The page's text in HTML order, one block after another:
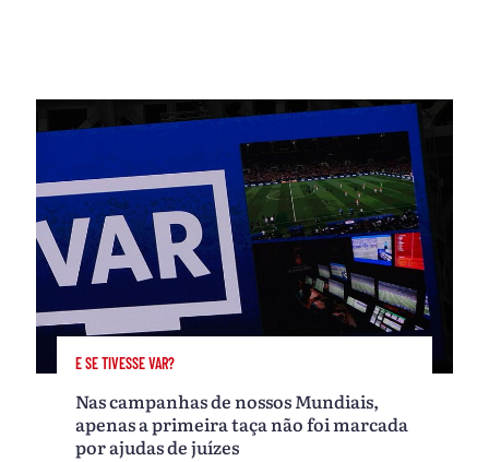
E SE TIVESSE VAR?
Nas campanhas de nossos Mundiais,
apenas a primeira taça não foi marcada
por ajudas de juízes